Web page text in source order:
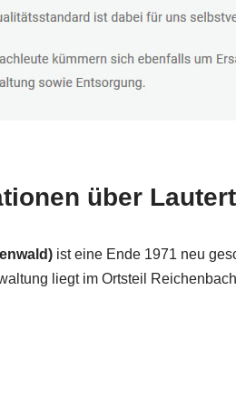
über
ist eine Ende 1971 neu
liegt im Ortsteil